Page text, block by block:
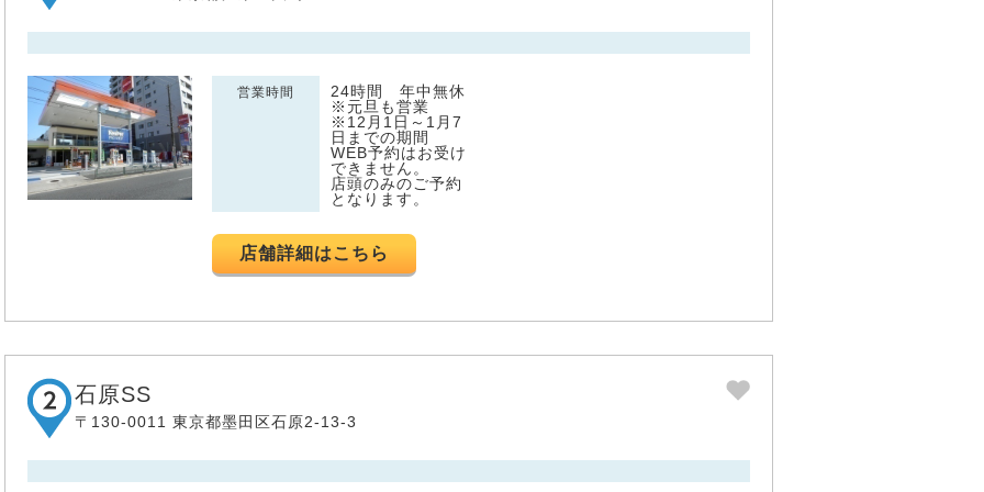
営業時間
24時間 年中無休
※元旦も営業
※12月1日～1月7
日までの期間
WEB予約はお受け
できません。
店頭のみのご予約
となります。
店舗詳細はこちら
石原SS
〒130-0011 東京都墨田区石原2-13-3